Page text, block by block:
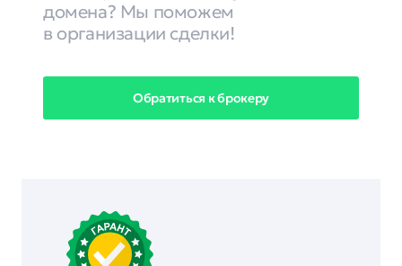
домена? Мы поможем
в организации сделки!
Обратиться к брокеру